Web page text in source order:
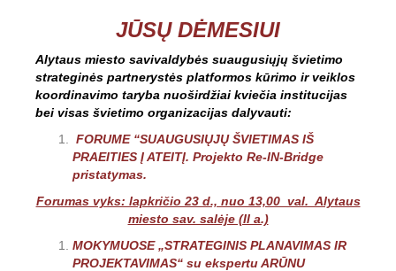
JŪSŲ DĖMESIUI
Alytaus miesto savivaldybės suaugusiųjų švietimo
strateginės partnerystės platformos kūrimo ir veiklos
koordinavimo taryba nuoširdžiai kviečia institucijas
bei visas švietimo organizacijas dalyvauti:
FORUME “SUAUGUSIŲJŲ ŠVIETIMAS IŠ
PRAEITIES Į ATEITĮ. Projekto Re-IN-Bridge
pristatymas.
Forumas vyks: lapkričio 23 d., nuo 13,00 val. Alytaus
miesto sav. salėje (II a.)
MOKYMUOSE „STRATEGINIS PLANAVIMAS IR
PROJEKTAVIMAS“ su ekspertu ARŪNU